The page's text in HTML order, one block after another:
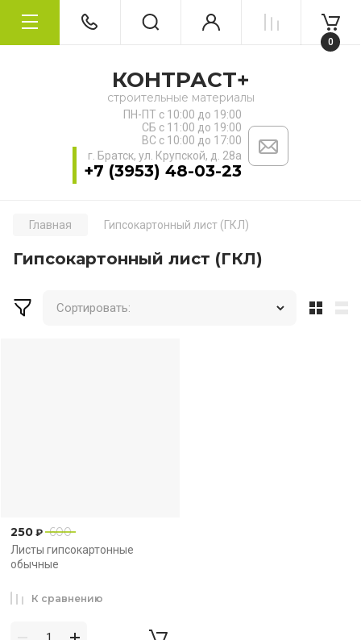
КОНТРАСТ+
строительные материалы
ПН-ПТ с 10:00 до 19:00
СБ с 11:00 до 19:00
ВС с 10:00 до 17:00
г. Братск, ул. ​Крупской, д. 28а
+7 (3953) 48-03-23
0
Главная Гипсокартонный лист (ГКЛ)
Гипсокартонный лист (ГКЛ)
Сортировать:
600
250 ₽
Листы гипсокартонные
обычные
К сравнению